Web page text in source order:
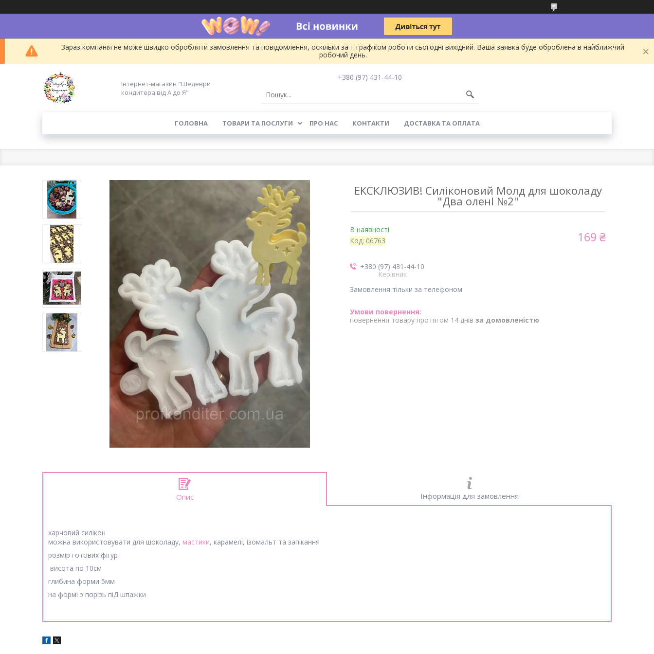
Зараз компанія не може швидко обробляти замовлення та повідомлення, оскільки за її графіком роботи сьогодні вихідний. Ваша заявка буде оброблена в найближчий
робочий день.
Інтернет-магазин "Шедеври
кондитера від А до Я"
+380 (97) 431-44-10
ГОЛОВНА ТОВАРИ ТА ПОСЛУГИ ПРО НАС КОНТАКТИ ДОСТАВКА ТА ОПЛАТА
ЕКСКЛЮЗИВ! Силіконовий Молд для шоколаду
"Два оленI №2"
В наявності
Код: 06763 169 ₴
+380 (97) 431-44-10
Керівник
Замовлення тільки за телефоном
повернення товару протягом 14 днів за домовленістю
Опис Інформація для замовлення
харчовий силікон
можна використовувати для шоколаду, мастики, карамелі, ізомальт та запікання
розмір готових фігур
висота по 10см
глибина форми 5мм
на формi э порiзь пiД шпажки